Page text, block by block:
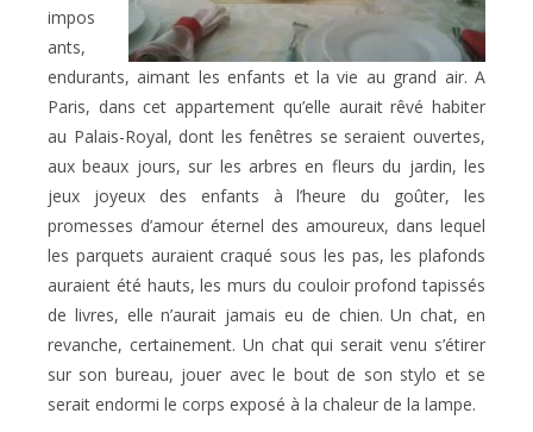
impos
ants,
endurants, aimant les enfants et la vie au grand air. A
Paris, dans cet appartement qu’elle aurait rêvé habiter
au Palais-Royal, dont les fenêtres se seraient ouvertes,
aux beaux jours, sur les arbres en fleurs du jardin, les
jeux joyeux des enfants à l’heure du goûter, les
promesses d’amour éternel des amoureux, dans lequel
les parquets auraient craqué sous les pas, les plafonds
auraient été hauts, les murs du couloir profond tapissés
de livres, elle n’aurait jamais eu de chien. Un chat, en
revanche, certainement. Un chat qui serait venu s’étirer
sur son bureau, jouer avec le bout de son stylo et se
serait endormi le corps exposé à la chaleur de la lampe.